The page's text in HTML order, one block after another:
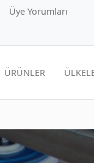
Üye Yorumları
ÜRÜNLER